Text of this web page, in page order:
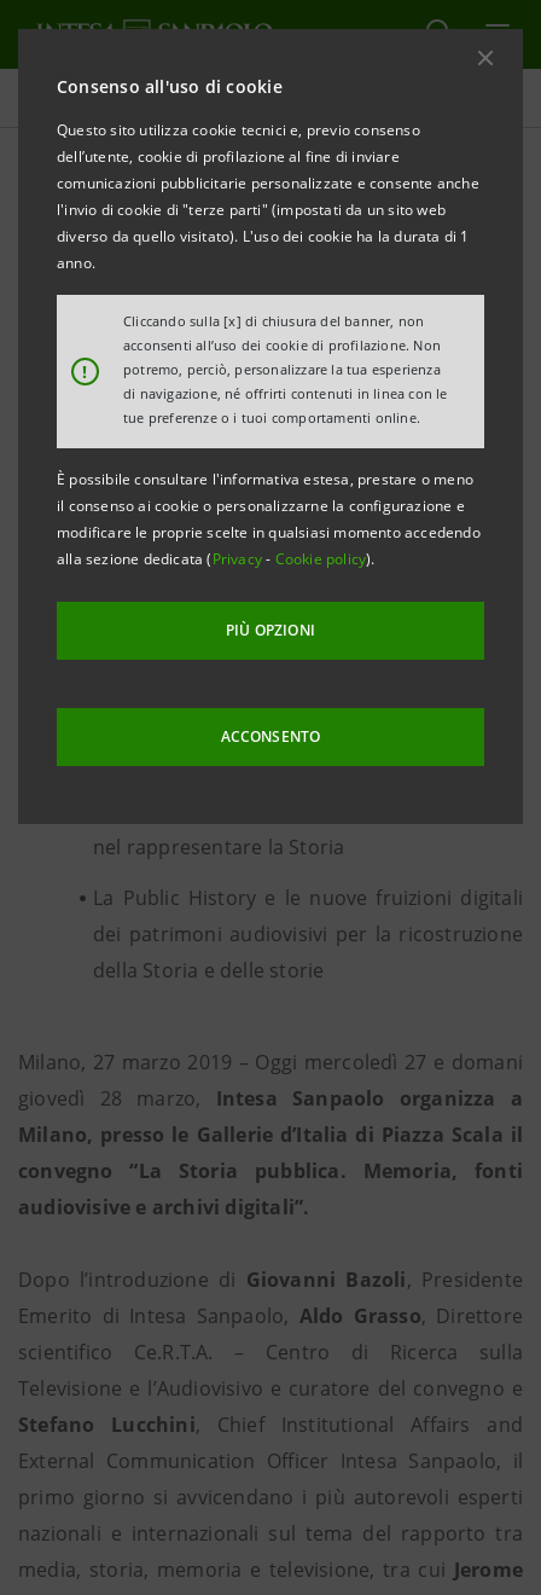
Consenso all'uso di cookie
Questo sito utilizza cookie tecnici e, previo consenso
dell’utente, cookie di profilazione al fine di inviare
comunicazioni pubblicitarie personalizzate e consente anche
l'invio di cookie di "terze parti" (impostati da un sito web
diverso da quello visitato). L'uso dei cookie ha la durata di 1
anno.
!
Cliccando sulla [x] di chiusura del banner, non
acconsenti all’uso dei cookie di profilazione. Non
potremo, perciò, personalizzare la tua esperienza
di navigazione, né offrirti contenuti in linea con le
tue preferenze o i tuoi comportamenti online.
È possibile consultare l'informativa estesa, prestare o meno
il consenso ai cookie o personalizzarne la configurazione e
modificare le proprie scelte in qualsiasi momento accedendo
alla sezione dedicata (Privacy- Cookie policy).
PIÙ OPZIONI
ACCONSENTO
Comunicati stampa
STAMPA AGGIORNA
COMUNICATO STAMPA
INTESA SANPAOLO: IL NUOVO RUOLO DEI MEDIA
NELLA CONOSCENZA E DIVULGAZIONE DELLA
STORIA
IN UN CONVEGNO INTERNAZIONALE ALLE GALLERIE
D’ITALIA
“La Storia pubblica. Memoria, fonti audiovisive e
archivi digitali”
Salone Mattioli, Gallerie d’Italia di Piazza Scala,
Milano
Da racconto per gli spettatori a fonte per gli
nel rappresentare la Storia
La Public History e le nuove fruizioni digitali
dei patrimoni audiovisivi per la ricostruzione
della Storia e delle storie
Milano, 27 marzo 2019 – Oggi mercoledì 27 e domani
giovedì 28 marzo, Intesa Sanpaolo organizza a
Milano, presso le Gallerie d’Italia di Piazza Scala il
convegno “La Storia pubblica. Memoria, fonti
audiovisive e archivi digitali”.
Dopo l’introduzione di Giovanni Bazoli, Presidente
Emerito di Intesa Sanpaolo, Aldo Grasso, Direttore
scientifico Ce.R.T.A. – Centro di Ricerca sulla
Televisione e l’Audiovisivo e curatore del convegno e
Stefano Lucchini, Chief Institutional Affairs and
External Communication Officer Intesa Sanpaolo, il
primo giorno si avvicendano i più autorevoli esperti
nazionali e internazionali sul tema del rapporto tra
media, storia, memoria e televisione, tra cui Jerome